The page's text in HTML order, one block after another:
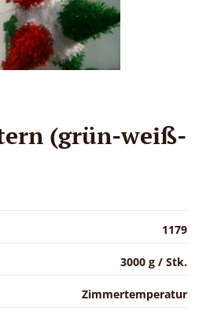
(grün-weiß-
1179
3000 g / Stk.
Zimmertemperatur